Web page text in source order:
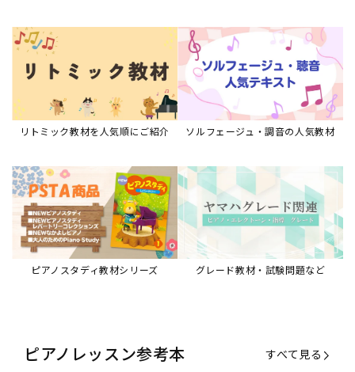
リトミック教材を人気順にご紹介 ソルフェージュ・調音の人気教材
ピアノスタディ教材シリーズ グレード教材・試験問題など
ピアノレッスン参考本 すべて見る